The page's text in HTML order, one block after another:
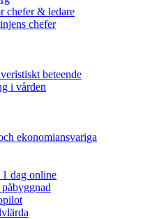
chefer & ledare
chefer
beteende
i vården
ekonomiansvariga
dag online